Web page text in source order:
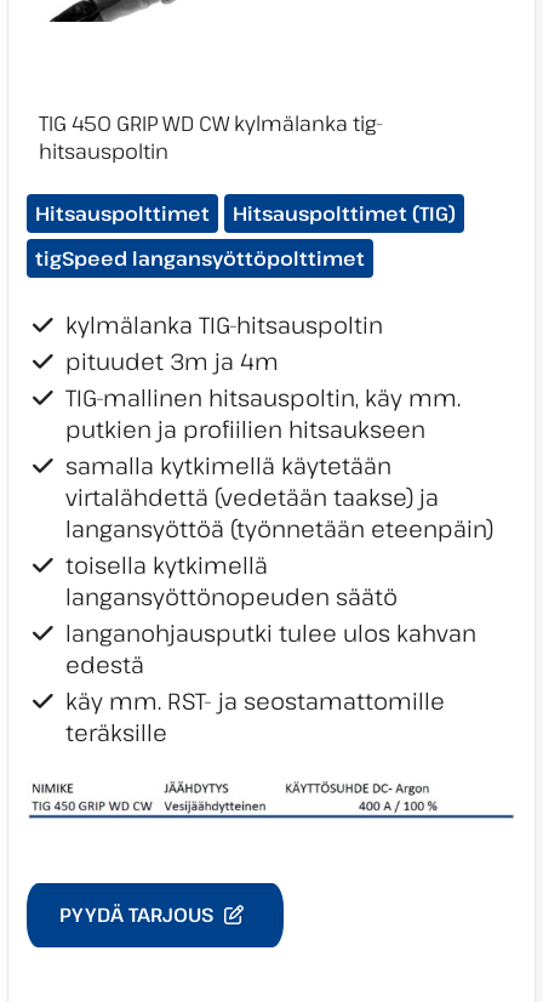
Tuotekategoriat:
Hitsauspolttimet
Hitsauspolttimet (TIG)
tigSpeed langansyöttöpolttimet
kylmälanka TIG-hitsauspoltin
pituudet 3m ja 4m
TIG-mallinen hitsauspoltin, käy mm.
putkien ja profiilien hitsaukseen
samalla kytkimellä käytetään
virtalähdettä (vedetään taakse) ja
langansyöttöä (työnnetään eteenpäin)
toisella kytkimellä
langansyöttönopeuden säätö
langanohjausputki tulee ulos kahvan
edestä
käy mm. RST- ja seostamattomille
teräksille
PYYDÄ TARJOUS